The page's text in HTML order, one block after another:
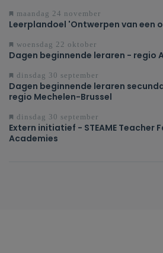
maandag 24 november
Leerplandoel 'Ontwerpen van een
woensdag 22 oktober
Dagen beginnende leraren - regio
dinsdag 30 september
Dagen beginnende leraren
regio Mechelen-Brussel
dinsdag 30 september
Extern initiatief - STEAME Teacher
Academies